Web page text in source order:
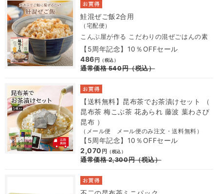
鮭混ぜご飯2合用
（宅配便）
こんぶ屋が作る こだわりの混ぜごはんの素
【5周年記念】10％OFFセール
486 円 （税込）
通常価格540円（税込）
【送料無料】昆布茶でお茶漬けセット （
昆布茶 梅こぶ茶 花あられ 藤波 葉わさび
昆布 ）
（メール便 メール便のみ注文・送料無料）
【5周年記念】10％OFFセール
2,070 円 （税込）
通常価格2,300円（税込）